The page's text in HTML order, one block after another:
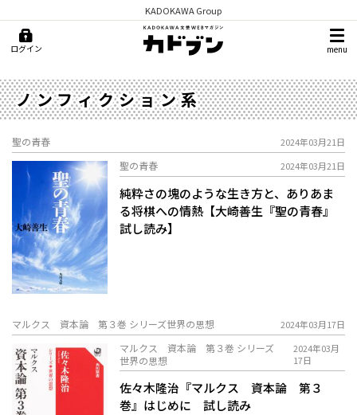
KADOKAWA Group
ログイン menu
ノンフィクション系
聖の青春 2024年03月21日
聖の青春 2024年03月21日
純粋さの塊のような生き方と、ありあま
る将棋への情熱――【大崎善生『聖の青春』
試し読み】
マルクス 資本論 第３巻 シリーズ世界の思想 2024年03月17日
マルクス 資本論 第３巻 シリーズ
世界の思想
2024年03月
17日
佐々木隆治『マルクス 資本論 第３
巻』はじめに 試し読み